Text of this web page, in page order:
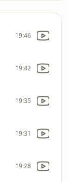
19:46
19:42
19:35
19:31
19:28